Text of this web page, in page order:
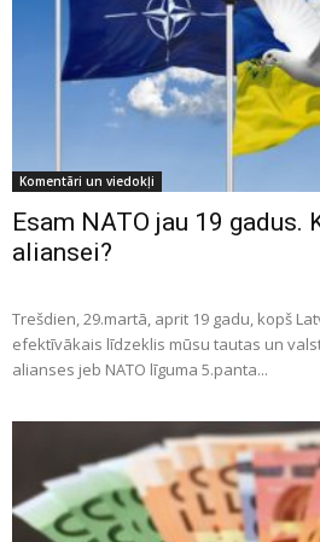
Komentāri un viedokļi
Esam NATO jau 19 gadus.
aliansei?
Trešdien, 29.martā, aprit 19 gadu, kopš
efektīvākais līdzeklis mūsu tautas un
alianses jeb NATO līguma 5.panta...